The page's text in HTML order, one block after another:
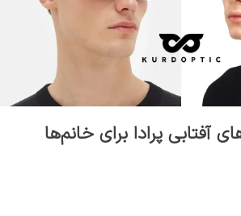
آفتابی پرادا برای خانم‌ها